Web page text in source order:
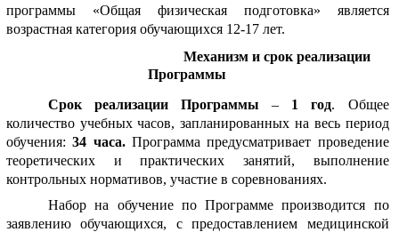
программы «Общая физическая подготовка» является
возрастная категория обучающихся 12-17 лет.
Механизм и срок реализации
Программы
Срок реализации Программы – 1 год. Общее
количество учебных часов, запланированных на весь период
обучения:34 часа.Программа предусматривает проведение
теоретических и практических занятий, выполнение
контрольных нормативов, участие в соревнованиях.
Набор на обучение по Программе производится по
заявлению обучающихся, с предоставлением медицинской